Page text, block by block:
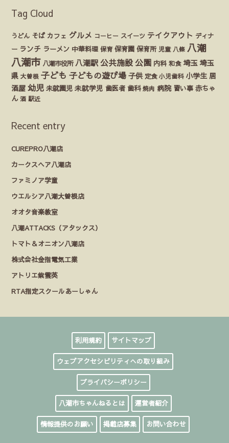
Tag Cloud
うどん そば カフェ グルメ コーヒー スイーツ テイクアウト ディナ
ー ランチ ラーメン 中華料理 保育 保育園 保育所 児童 八條 八潮
八潮市 八潮市役所 八潮駅 公共施設 公園 内科 和食 埼玉 埼玉
県 大曽根 子ども 子どもの遊び場 子供 定食 小児歯科 小学生 居
酒屋 幼児 未就園児 未就学児 歯医者 歯科 焼肉 病院 習い事 赤ちゃ
ん 酒 駅近
Recent entry
CUREPRO八潮店
カークスヘア八潮店
ファミノア学童
ウエルシア八潮大曽根店
オオタ音楽教室
八潮ATTACKS（アタックス）
トマト＆オニオン八潮店
株式会社金指電気工業
アトリエ紫雲英
RTA指定スクールあーしゃん
利用規約 サイトマップ
ウェブアクセシビリティへの取り組み
プライバシーポリシー
八潮市ちゃんねるとは 運営者紹介
情報提供のお願い 掲載店募集 お問い合わせ